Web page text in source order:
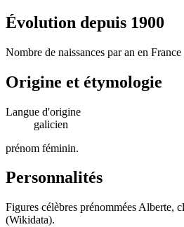
Évolution depuis 1900
Nombre de naissances par an en
Origine et étymologie
Langue d'origine
galicien
prénom féminin.
Personnalités
Figures célèbres prénommées Alberte,
(Wikidata).